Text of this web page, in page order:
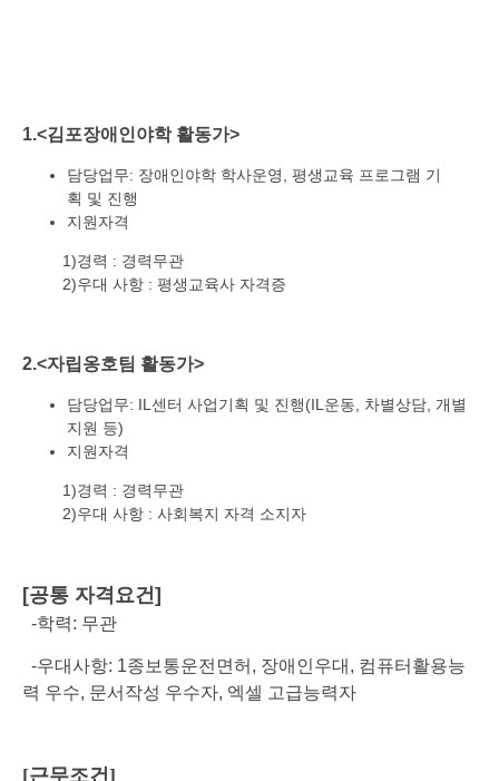
1.<김포장애인야학 활동가>
담당업무: 장애인야학 학사운영, 평생교육 프로그램 기
획 및 진행
지원자격
1)경력 : 경력무관
2)우대 사항 : 평생교육사 자격증
2.<자립옹호팀 활동가>
담당업무: IL센터 사업기획 및 진행(IL운동, 차별상담, 개별
지원 등)
지원자격
1)경력 : 경력무관
2)우대 사항 : 사회복지 자격 소지자
[공통 자격요건]
-학력: 무관
-우대사항: 1종보통운전면허, 장애인우대, 컴퓨터활용능
력 우수, 문서작성 우수자, 엑셀 고급능력자
[근무조건]